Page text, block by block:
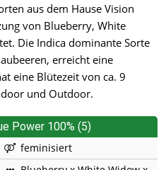
aus dem Hause Vision
von Blueberry, White
Die Indica dominante Sorte
erreicht eine
eine Blütezeit von ca. 9
und Outdoor.
Power 100% (5)
feminisiert